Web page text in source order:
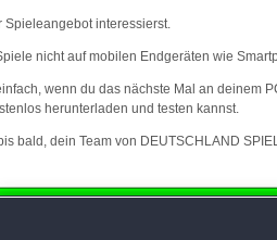
Spieleangebot interessierst.
nicht auf mobilen Endgeräten wie
wenn du das nächste Mal an deinem
herunterladen und testen kannst.
bald, dein Team von DEUTSCHLAND